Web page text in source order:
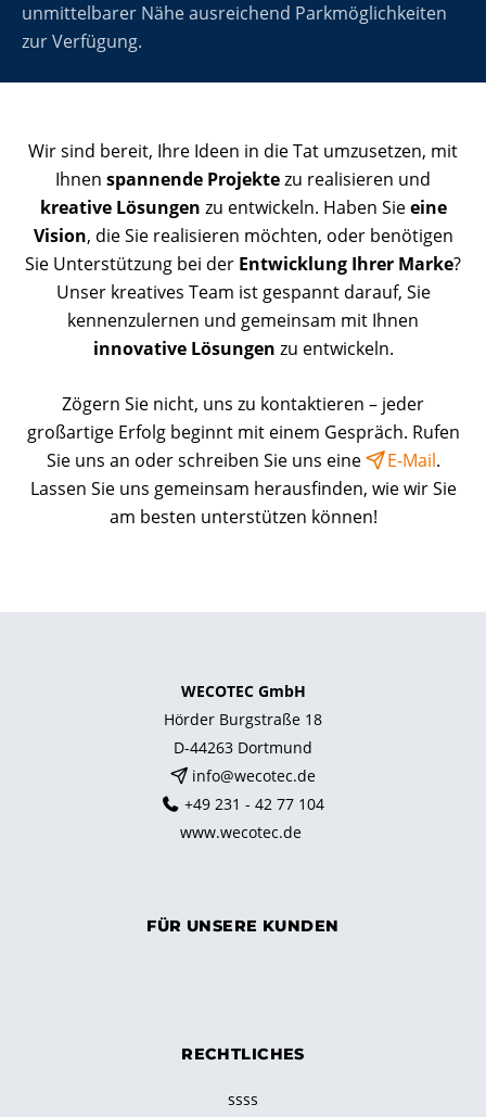
unmittelbarer Nähe ausreichend Parkmöglichkeiten
zur Verfügung.
Wir sind bereit, Ihre Ideen in die Tat umzusetzen, mit
Ihnen spannende Projektezu realisieren und
kreative Lösungen zu entwickeln. Haben Sieeine
Vision, die Sie realisieren möchten, oder benötigen
Sie Unterstützung bei der Entwicklung Ihrer Marke?
Unser kreatives Team ist gespannt darauf, Sie
kennenzulernen und gemeinsam mit Ihnen
innovative Lösungen zu entwickeln.
Zögern Sie nicht, uns zu kontaktieren – jeder
großartige Erfolg beginnt mit einem Gespräch. Rufen
Sie uns an oder schreiben Sie uns eine
E-Mail.
Lassen Sie uns gemeinsam herausfinden, wie wir Sie
am besten unterstützen können!
WECOTEC GmbH
Hörder Burgstraße 18
D-44263 Dortmund
info@wecotec.de
+49 231 - 42 77 104
www.wecotec.de
FÜR UNSERE KUNDEN
RECHTLICHES
ssss